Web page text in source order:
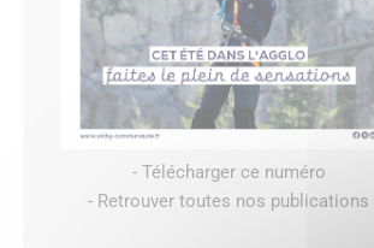
- Télécharger ce numéro
- Retrouver toutes nos publications